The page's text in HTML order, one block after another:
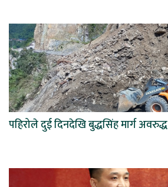
पहिरोले दुई दिनदेखि बुद्धसिंह मार्ग अवरुद्ध